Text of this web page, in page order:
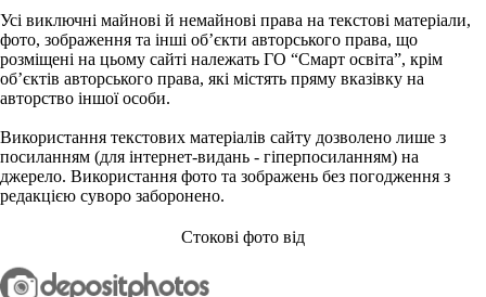
Усі виключні майнові й немайнові права на текстові матеріали,
фото, зображення та інші об’єкти авторського права, що
розміщені на цьому сайті належать ГО “Смарт освіта”, крім
об’єктів авторського права, які містять пряму вказівку на
авторство іншої особи.
Використання текстових матеріалів сайту дозволено лише з
посиланням (для інтернет-видань - гіперпосиланням) на
джерело. Використання фото та зображень без погодження з
редакцією суворо заборонено.
Стокові фото від